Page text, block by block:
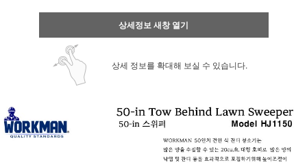
상세정보 새창 열기
상세 정보를 확대해 보실 수 있습니다.